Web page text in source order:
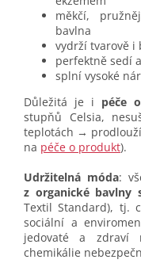
měkčí,
bavlna
vydrží tvarově i
perfektně sedí
splní vysoké
Důležitá je i péče
stupňů Celsia,
teplotách →
na péče o produkt).
Udržitelná móda:
z organické bavlny
Textil Standard), tj.
sociální a
jedovaté a zdraví
chemikálie